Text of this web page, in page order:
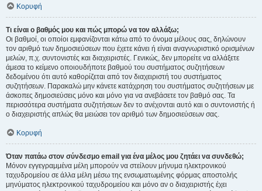
Κορυφή
Τι είναι ο βαθμός μου και πώς μπορώ να τον αλλάξω;
Οι βαθμοί, οι οποίοι εμφανίζονται κάτω από το όνομα μέλους σας, δηλώνουν
τον αριθμό των δημοσιεύσεων που έχετε κάνει ή είναι αναγνωριστικό ορισμένων
μελών, π.χ. συντονιστές και διαχειριστές. Γενικώς, δεν μπορείτε να αλλάξετε
άμεσα το κείμενο οποιουδήποτε βαθμού του συστήματος συζητήσεων
δεδομένου ότι αυτό καθορίζεται από τον διαχειριστή του συστήματος
συζητήσεων. Παρακαλώ μην κάνετε κατάχρηση του συστήματος συζητήσεων με
άσκοπες δημοσιεύσεις μόνο και μόνο για να ανεβάσετε τον βαθμό σας. Τα
περισσότερα συστήματα συζητήσεων δεν το ανέχονται αυτό και ο συντονιστής ή
ο διαχειριστής απλώς θα μειώσει τον αριθμό των δημοσιεύσεων σας.
Κορυφή
Όταν πατάω στον σύνδεσμο email για ένα μέλος μου ζητάει να συνδεθώ;
Μόνον εγγεγραμμένα μέλη μπορούν να στείλουν μήνυμα ηλεκτρονικού
ταχυδρομείου σε άλλα μέλη μέσω της ενσωματωμένης φόρμας αποστολής
μηνύματος ηλεκτρονικού ταχυδρομείου και μόνο αν ο διαχειριστής έχει